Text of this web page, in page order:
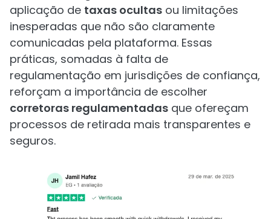
aplicação de taxas ocultas ou limitações
inesperadas que não são claramente
comunicadas pela plataforma. Essas
práticas, somadas à falta de
regulamentação em jurisdições de confiança,
reforçam a importância de escolher
corretoras regulamentadas que ofereçam
processos de retirada mais transparentes e
seguros.